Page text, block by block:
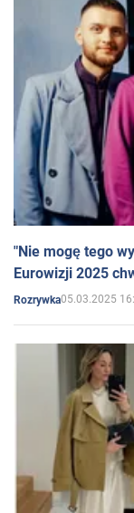
"Nie mogę tego
Eurowizji 2025
Rozrywka05.03.2025